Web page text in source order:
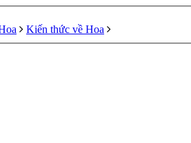
Kiến thức về Hoa